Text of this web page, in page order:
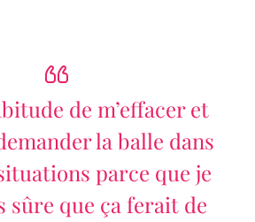
de m’effacer et
la balle dans
parce que je
sûre que ça ferait de